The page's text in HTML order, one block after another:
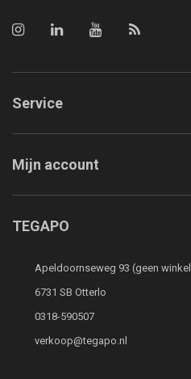
Service
Mijn account
TEGAPO
Apeldoornseweg 93 (geen
6731 SB Otterlo
0318-590507
verkoop@tegapo.nl